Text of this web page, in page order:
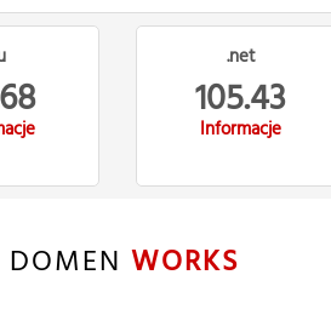
.net
105.43
Informacje
WORKS